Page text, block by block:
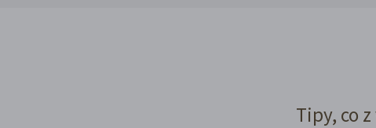
Tipy, co